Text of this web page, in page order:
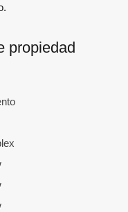
propiedad